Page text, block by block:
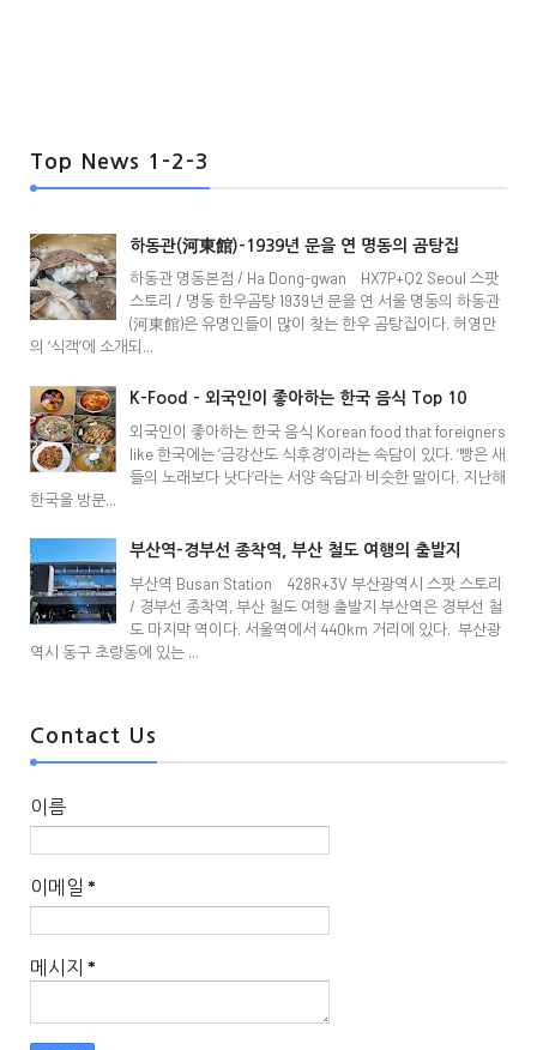
Top News 1-2-3
하동관(河東館)-1939년 문을 연 명동의 곰탕집
하동관 명동본점 / Ha Dong-gwan HX7P+Q2 Seoul 스팟
스토리 / 명동 한우곰탕 1939년 문을 연 서울 명동의 하동관
(河東館)은 유명인들이 많이 찾는 한우 곰탕집이다. 허영만
의 ‘식객’에 소개되...
K-Food - 외국인이 좋아하는 한국 음식 Top 10
외국인이 좋아하는 한국 음식 Korean food that foreigners
like 한국에는 ‘금강산도 식후경’이라는 속담이 있다. ‘빵은 새
들의 노래보다 낫다’라는 서양 속담과 비슷한 말이다. 지난해
한국을 방문...
부산역-경부선 종착역, 부산 철도 여행의 출발지
부산역 Busan Station 428R+3V 부산광역시 스팟 스토리
/ 경부선 종착역, 부산 철도 여행 출발지 부산역은 경부선 철
도 마지막 역이다. 서울역에서 440km 거리에 있다. 부산광
역시 동구 초량동에 있는 ...
Contact Us
이름
이메일 *
메시지 *